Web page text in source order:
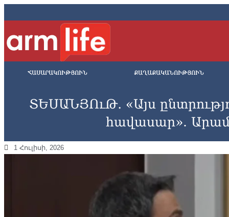
ՀԱՍԱՐԱԿՈՒԹՅՈՒՆ ՔԱՂԱՔԱԿԱՆՈՒԹՅՈՒՆ
ՏԵՍԱՆՅՈւԹ․ «Այս
հավասար».
1 Հուլիսի, 2026